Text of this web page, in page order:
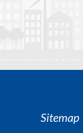
Sitemap